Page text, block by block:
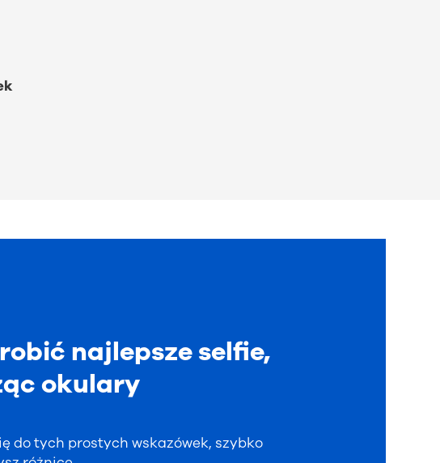
najlepsze selfie,
okulary
do tych prostych wskazówek, szybko